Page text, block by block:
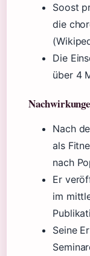
Soost
die
Die
über 4
Nach
als
nach
Er
im
Seine